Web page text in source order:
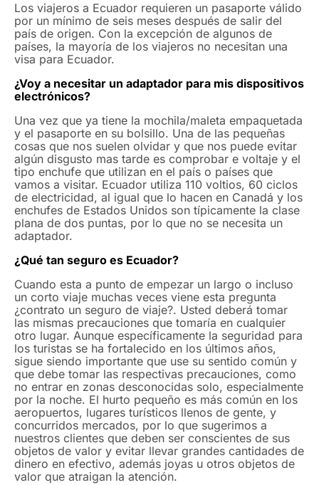
Los viajeros a Ecuador requieren un pasaporte válido
por un mínimo de seis meses después de salir del
país de origen. Con la excepción de algunos de
países, la mayoría de los viajeros no necesitan una
visa para Ecuador.
¿Voy a necesitar un adaptador para mis dispositivos
electrónicos?
Una vez que ya tiene la mochila/maleta empaquetada
y el pasaporte en su bolsillo. Una de las pequeñas
cosas que nos suelen olvidar y que nos puede evitar
algún disgusto mas tarde es comprobar e voltaje y el
tipo enchufe que utilizan en el país o países que
vamos a visitar. Ecuador utiliza 110 voltios, 60 ciclos
de electricidad, al igual que lo hacen en Canadá y los
enchufes de Estados Unidos son típicamente la clase
plana de dos puntas, por lo que no se necesita un
adaptador.
¿Qué tan seguro es Ecuador?
Cuando esta a punto de empezar un largo o incluso
un corto viaje muchas veces viene esta pregunta
¿contrato un seguro de viaje?. Usted deberá tomar
las mismas precauciones que tomaría en cualquier
otro lugar. Aunque específicamente la seguridad para
los turistas se ha fortalecido en los últimos años,
sigue siendo importante que use su sentido común y
que debe tomar las respectivas precauciones, como
no entrar en zonas desconocidas solo, especialmente
por la noche. El hurto pequeño es más común en los
aeropuertos, lugares turísticos llenos de gente, y
concurridos mercados, por lo que sugerimos a
nuestros clientes que deben ser conscientes de sus
objetos de valor y evitar llevar grandes cantidades de
dinero en efectivo, además joyas u otros objetos de
valor que atraigan la atención.
M
e
n
s
a
e
*
E
e
c
t
r
ó
n
i
c
Tour
Describe el tour que te gustaría consultar
Describamos el numero de personas y las fechas
aproximadas.